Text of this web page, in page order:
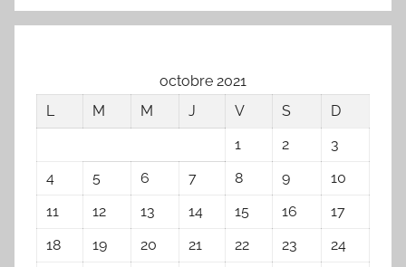
R
a
l
r
e
:
octobre 2021
L
M M J V S
D
1
2
3
4
5 6 7 8 9
10
11
12 13 14 15 16
17
18
19 20 21 22 23
24